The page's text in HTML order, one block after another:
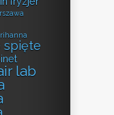
spięte
lab